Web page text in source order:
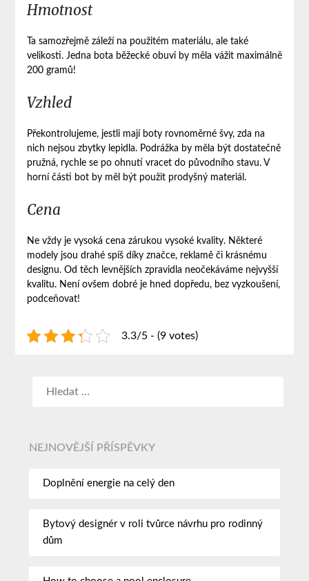
Hmotnost
Ta samozřejmě záleží na použitém materiálu, ale také
velikosti. Jedna bota běžecké obuvi by měla vážit maximálně
200 gramů!
Vzhled
Překontrolujeme, jestli mají boty rovnoměrné švy, zda na
nich nejsou zbytky lepidla. Podrážka by měla být dostatečně
pružná, rychle se po ohnutí vracet do původního stavu. V
horní části bot by měl být použit prodyšný materiál.
Cena
Ne vždy je vysoká cena zárukou vysoké kvality. Některé
modely jsou drahé spíš díky značce, reklamě či krásnému
designu. Od těch levnějších zpravidla neočekáváme nejvyšší
kvalitu. Není ovšem dobré je hned dopředu, bez vyzkoušení,
podceňovat!
3.3/5 - (9 votes)
NEJNOVĚJŠÍ PŘÍSPĚVKY
Doplnění energie na celý den
Bytový designér v roli tvůrce návrhu pro rodinný
dům